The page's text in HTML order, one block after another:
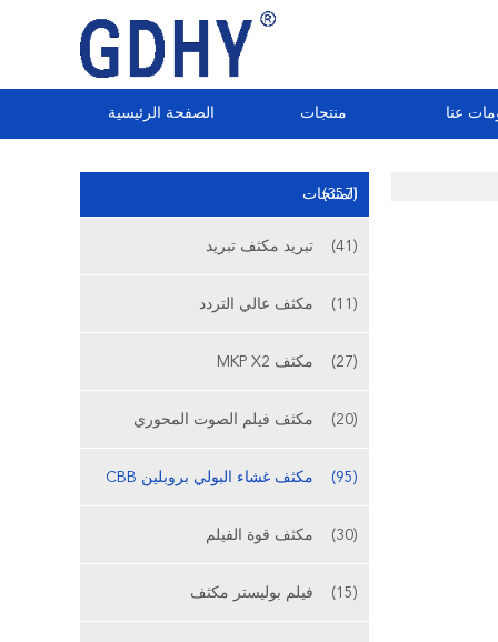
الصفحة الرئيسية منتجات عنا
المنتجات(357)
تبريد مكثف تبريد (41)
مكثف عالي التردد (11)
مكثف MKP X2 (27)
مكثف فيلم الصوت المحوري (20)
مكثف غشاء البولي بروبلين CBB (95)
مكثف قوة الفيلم (30)
فيلم بوليستر مكثف (15)